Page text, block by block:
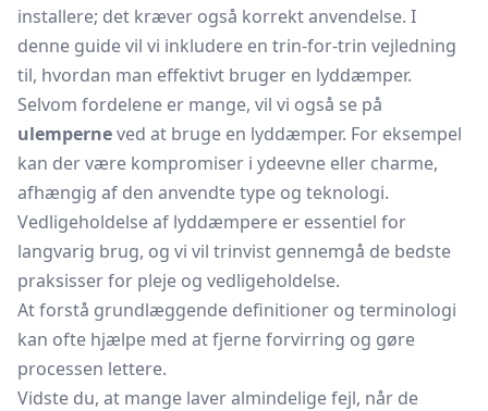
installere; det kræver også korrekt anvendelse. I
denne guide vil vi inkludere en trin-for-trin vejledning
til, hvordan man effektivt bruger en lyddæmper.
Selvom fordelene er mange, vil vi også se på
ulemperneved at bruge en lyddæmper. For eksempel
kan der være kompromiser i ydeevne eller charme,
afhængig af den anvendte type og teknologi.
Vedligeholdelse af lyddæmpere er essentiel for
langvarig brug, og vi vil trinvist gennemgå de bedste
praksisser for pleje og vedligeholdelse.
At forstå grundlæggende definitioner og terminologi
kan ofte hjælpe med at fjerne forvirring og gøre
processen lettere.
Vidste du, at mange laver almindelige fejl, når de